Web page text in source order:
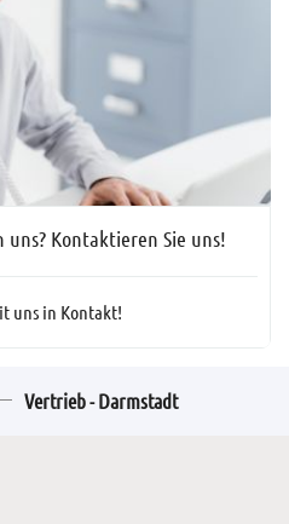
uns? Kontaktieren Sie uns!
uns in Kontakt!
Vertrieb - Darmstadt